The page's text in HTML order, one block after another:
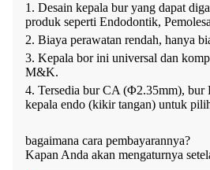
1. Desain kepala bur yang dapat
produk seperti Endodontik,
2. Biaya perawatan rendah, hanya
3. Kepala bor ini universal dan
M&K.
4. Tersedia bur CA (Φ2.35mm),
kepala endo (kikir tangan) untuk
bagaimana cara pembayarannya?
Kapan Anda akan mengaturnya